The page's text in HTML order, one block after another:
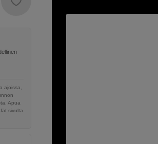
ajoissa,
Apua
sivulta